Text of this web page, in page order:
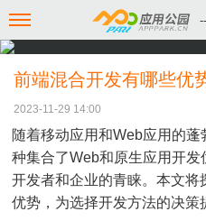
前端混合开发有哪些优
2023-11-29 14:00
随着移动应用和Web应用的
种集合了Web和原生应用开
开发者和企业的青睐。本文
优势，为选择开发方法的决策